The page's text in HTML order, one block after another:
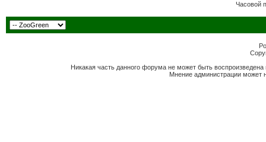
Часовой
Никакая часть данного форума не может быть
Мнение администрации может